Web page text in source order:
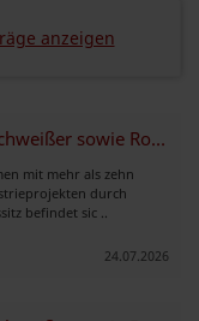
anzeigen
Erfahrene MIG/MAG, WIG und CO₂ Schweißer sowie Rohrschlosser kurzfrist
mit mehr als zehn
durch
befindet sic ..
24.07.2026